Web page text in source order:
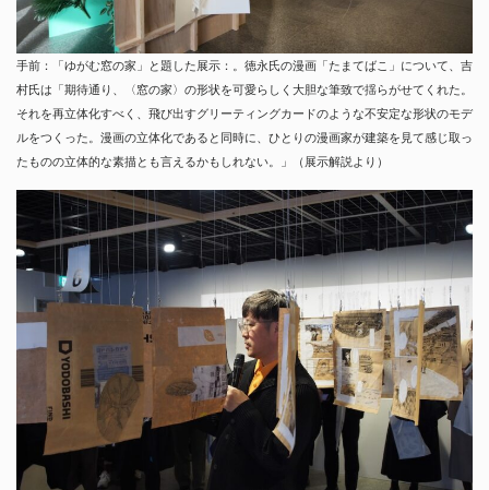
手前：「ゆがむ窓の家」と題した展示：。徳永氏の漫画「たまてばこ」について、吉
村氏は「期待通り、〈窓の家〉の形状を可愛らしく大胆な筆致で揺らがせてくれた。
それを再立体化すべく、飛び出すグリーティングカードのような不安定な形状のモデ
ルをつくった。漫画の立体化であると同時に、ひとりの漫画家が建築を見て感じ取っ
たものの立体的な素描とも言えるかもしれない。」（展示解説より）